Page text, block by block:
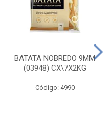
BATATA NOBREDO 9MM
(03948) CX\7X2KG
Código: 4990